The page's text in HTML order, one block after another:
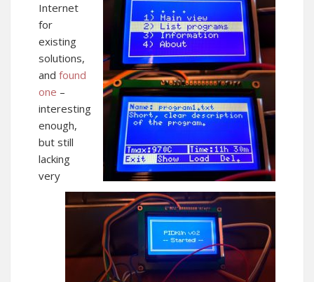
Internet
for
existing
solutions,
and found
one –
interesting
enough,
but still
lacking
very